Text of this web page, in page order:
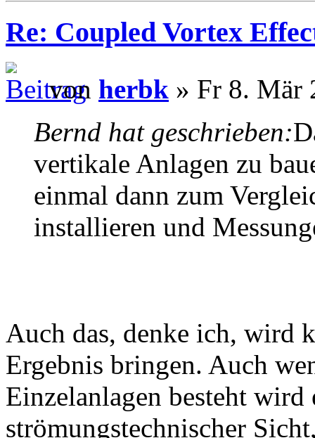
Re: Coupled Vortex
von herbk » Fr 8. Mär
Bernd hat geschrieben:
vertikale Anlagen zu
einmal dann zum
installieren und
Auch das, denke ich, wird
Ergebnis bringen. Auch
Einzelanlagen besteht
strömungstechnischer